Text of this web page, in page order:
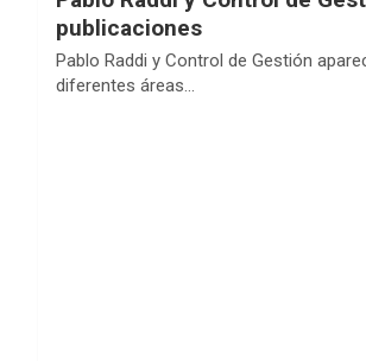
publicaciones
Pablo Raddi y Control de Gestión
diferentes áreas…